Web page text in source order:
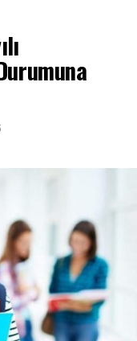
belirtilen
Geçiş Online